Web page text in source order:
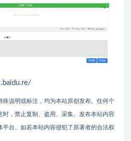
殊说明或标注，均为本站原创发布。任何个
时，禁止复制、盗用、采集、发布本站内容
平台。如若本站内容侵犯了原著者的合法权